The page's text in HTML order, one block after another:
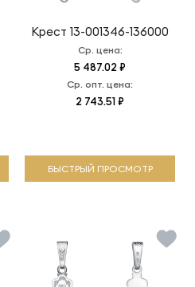
Крест 13-001346-136000
Ср. цена:
5 487.02 ₽
Ср. опт. цена:
2 743.51 ₽
БЫСТРЫЙ ПРОСМОТР